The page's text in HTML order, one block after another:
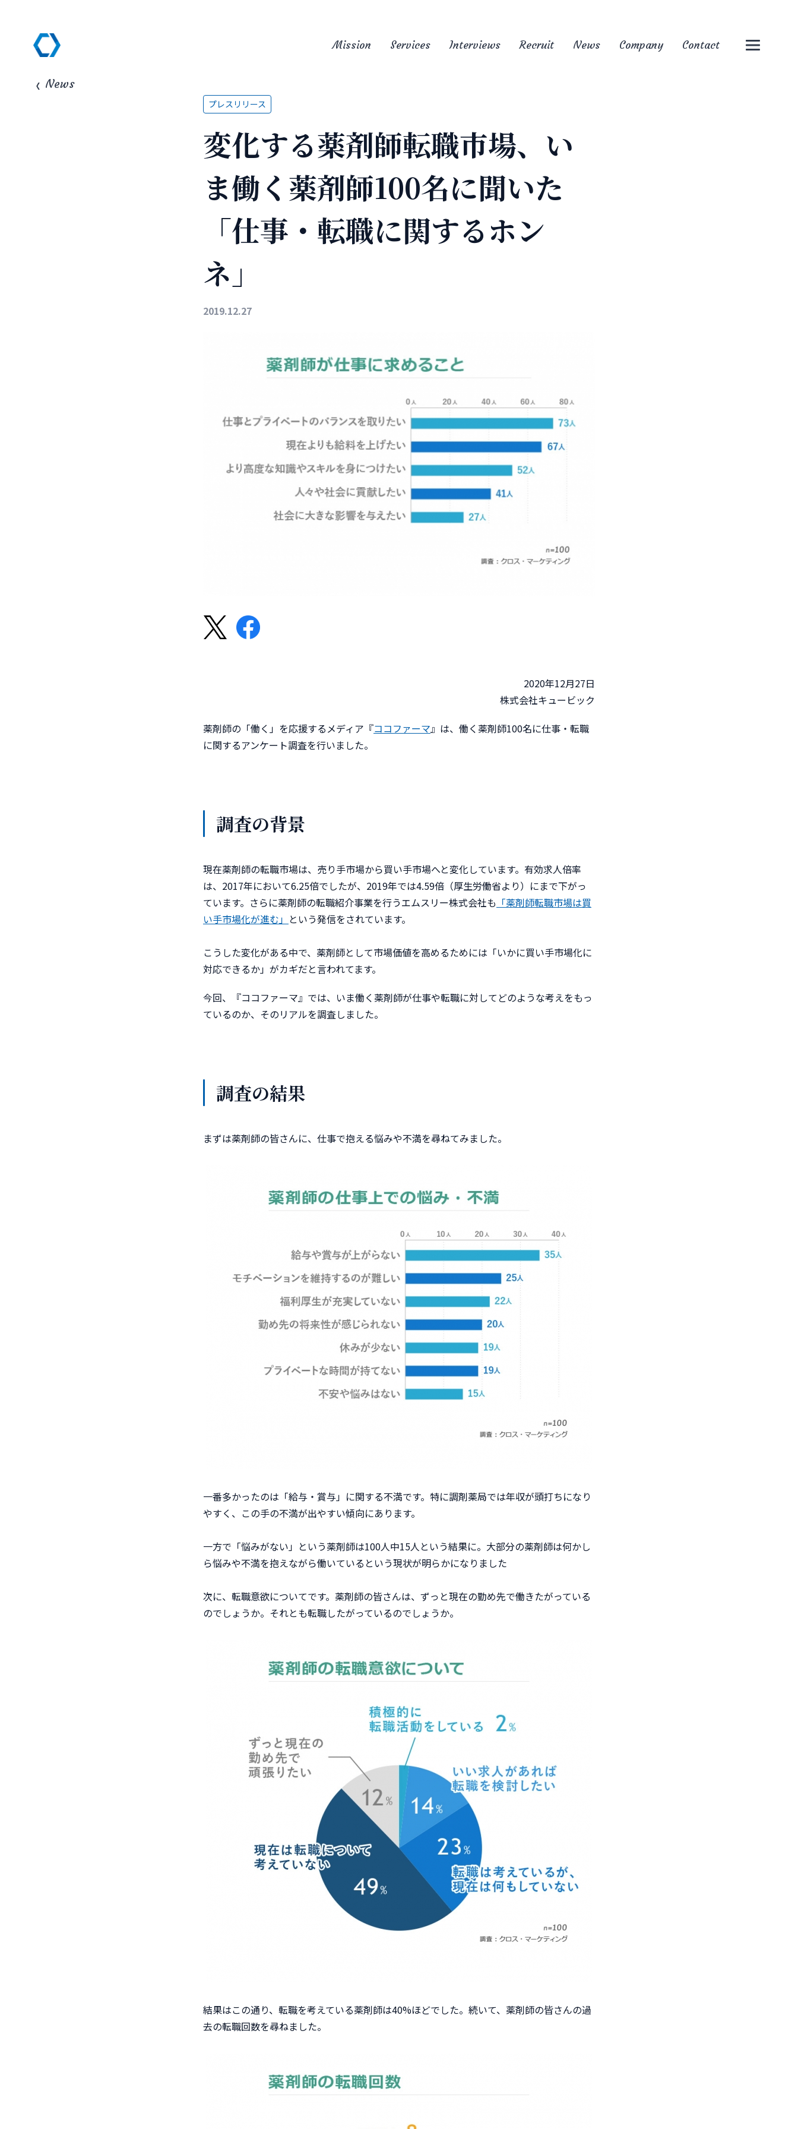
Mission Services Interviews Recruit News Company Contact
News
プレスリリース
変化する薬剤師転職市場、い
ま働く薬剤師100名に聞いた
「仕事・転職に関するホン
ネ」
2019.12.27
2020年12月27日
株式会社キュービック
薬剤師の「働く」を応援するメディア『ココファーマ』は、働く薬剤師100名に仕事・転職
に関するアンケート調査を行いました。
調査の背景
現在薬剤師の転職市場は、売り手市場から買い手市場へと変化しています。有効求人倍率
は、2017年において6.25倍でしたが、2019年では4.59倍（厚生労働省より）にまで下がっ
ています。さらに薬剤師の転職紹介事業を行うエムスリー株式会社も 「薬剤師転職市場は買
い手市場化が進む」 という発信をされています。
こうした変化がある中で、薬剤師として市場価値を高めるためには「いかに買い手市場化に
対応できるか」がカギだと言われてます。
今回、『ココファーマ』では、いま働く薬剤師が仕事や転職に対してどのような考えをもっ
ているのか、そのリアルを調査しました。
調査の結果
まずは薬剤師の皆さんに、仕事で抱える悩みや不満を尋ねてみました。
一番多かったのは「給与・賞与」に関する不満です。特に調剤薬局では年収が頭打ちになり
やすく、この手の不満が出やすい傾向にあります。
一方で「悩みがない」という薬剤師は100人中15人という結果に。大部分の薬剤師は何かし
ら悩みや不満を抱えながら働いているという現状が明らかになりました
次に、転職意欲についてです。薬剤師の皆さんは、ずっと現在の勤め先で働きたがっている
のでしょうか。それとも転職したがっているのでしょうか。
結果はこの通り、転職を考えている薬剤師は40%ほどでした。続いて、薬剤師の皆さんの過
去の転職回数を尋ねました。